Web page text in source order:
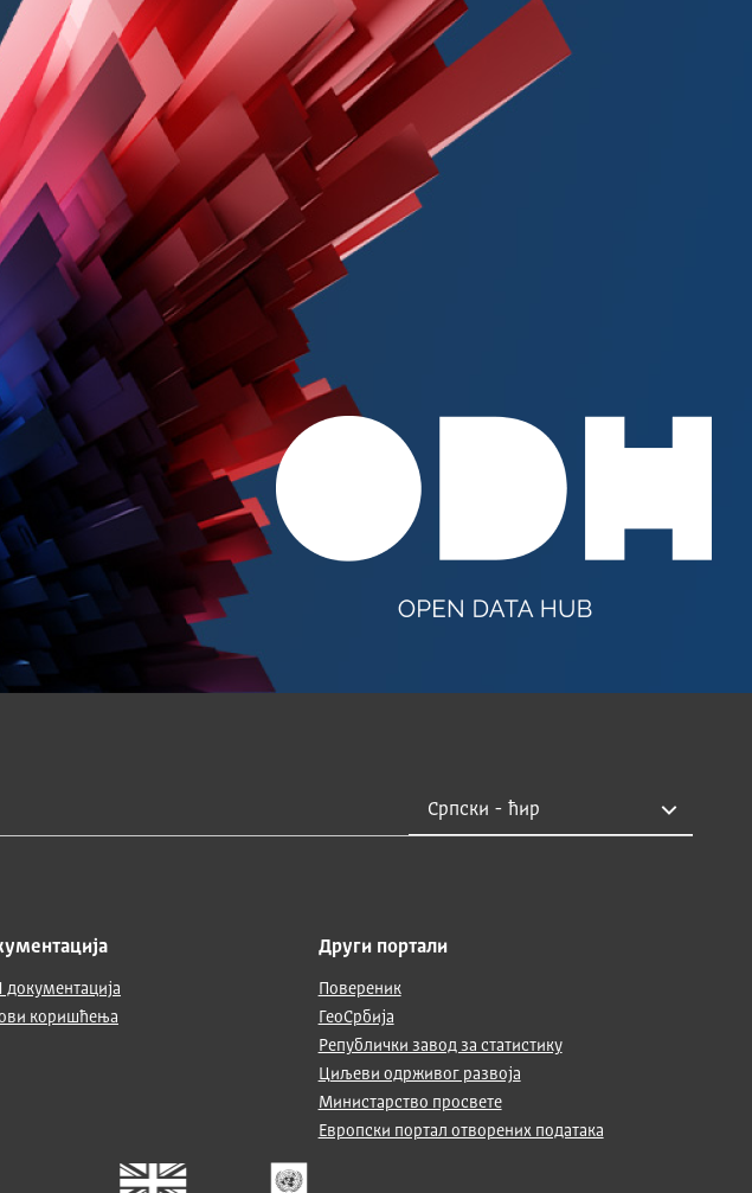
коришћења
Други портали
Повереник
ГеоСрбија
Републички завод за статистику
Циљеви одрживог развоја
Министарство просвете
Европски портал отворених података